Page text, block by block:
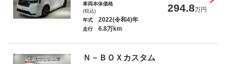
車両本体価格
(税込)
294.8万円
年式 2022(令和4)年
走行 6.8万km
Ｎ－ＢＯＸカスタム